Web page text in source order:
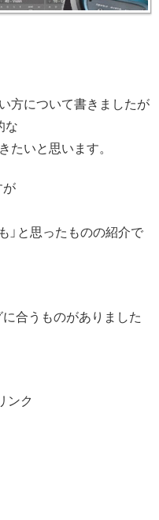
方について書きましたが
な
たいと思います。
が
」と思ったものの紹介で
合うものがありました
ンク